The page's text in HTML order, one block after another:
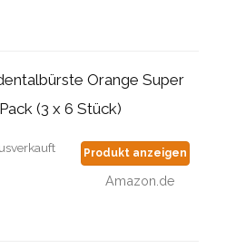
Orange Super
(3 x 6 Stück)
Produkt anzeigen
Amazon.de